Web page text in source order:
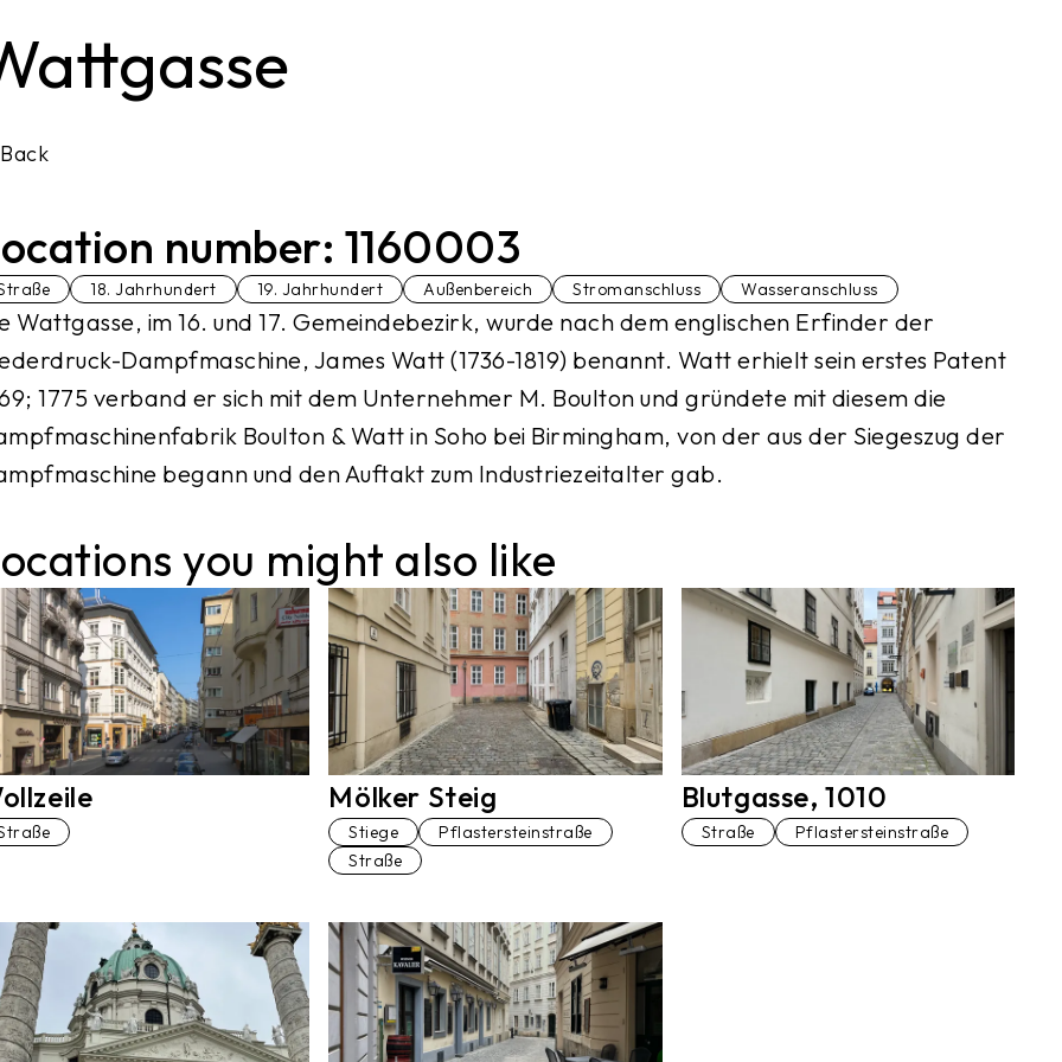
Back
number: 1160003
18. Jahrhundert 19. Jahrhundert Außenbereich Stromanschluss Wasseranschluss
Wattgasse, im 16. und 17. Gemeindebezirk, wurde nach dem englischen Erfinder der
Dampfmaschine, James Watt (1736-1819) benannt. Watt erhielt sein erstes Patent
1775 verband er sich mit dem Unternehmer M. Boulton und gründete mit diesem die
Boulton & Watt in Soho bei Birmingham, von der aus der Siegeszug der
begann und den Auftakt zum Industriezeitalter gab.
you might also like
Mölker Steig
Stiege
Pflastersteinstraße
Straße
Blutgasse, 1010
Straße Pflastersteinstraße